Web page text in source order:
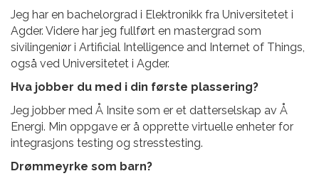
Jeg har en bachelorgrad i Elektronikk fra Universitetet i
Agder. Videre har jeg fullført en mastergrad som
sivilingeniør i Artificial Intelligence and Internet of Things,
også ved Universitetet i Agder.
Hva jobber du med i din første plassering?
Jeg jobber med Å Insite som er et datterselskap av Å
Energi. Min oppgave er å opprette virtuelle enheter for
integrasjons testing og stresstesting.
Drømmeyrke som barn?